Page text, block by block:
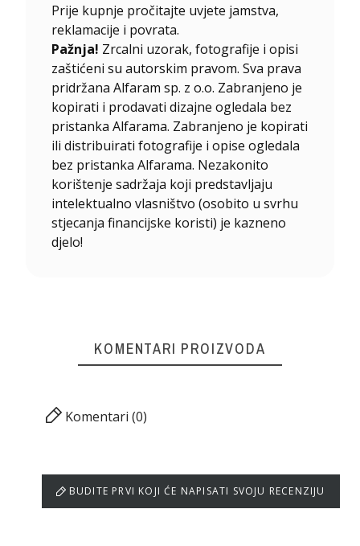
Prije kupnje pročitajte uvjete jamstva,
reklamacije i povrata.
Pažnja! Zrcalni uzorak, fotografije i opisi
zaštićeni su autorskim pravom. Sva prava
pridržana Alfaram sp. z o.o. Zabranjeno je
kopirati i prodavati dizajne ogledala bez
pristanka Alfarama. Zabranjeno je kopirati
ili distribuirati fotografije i opise ogledala
bez pristanka Alfarama. Nezakonito
korištenje sadržaja koji predstavljaju
intelektualno vlasništvo (osobito u svrhu
stjecanja financijske koristi) je kazneno
djelo!
KOMENTARI PROIZVODA
Komentari (0)
BUDITE PRVI KOJI ĆE NAPISATI SVOJU RECENZIJU